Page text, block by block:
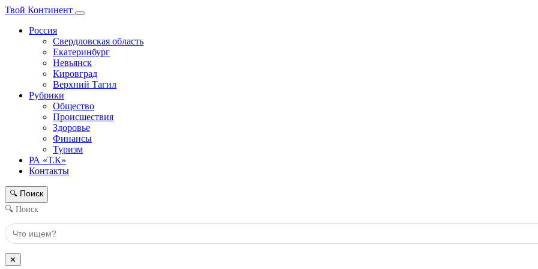
Твой Континент
Россия
Свердловская область
Екатеринбург
Невьянск
Кировград
Верхний Тагил
Рубрики
Общество
Происшествия
Здоровье
Финансы
Туризм
РА «Т.К»
Контакты
🔍 Поиск
🔍 Поиск
✕